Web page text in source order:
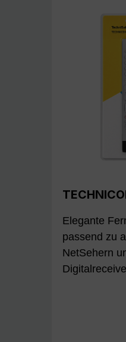
Elegante
passend zu
NetSehern